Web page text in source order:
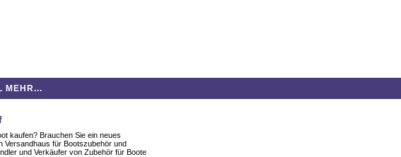
MEHR...
kaufen? Brauchen Sie ein neues
Versandhaus für Bootszubehör und
und Verkäufer von Zubehör für Boote